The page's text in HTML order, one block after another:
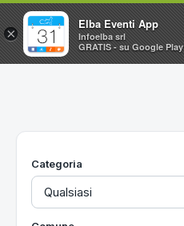
Home
Utilità
Categoria
×
Elba Eventi App
Infoelba srl
GRATIS - su Google Play